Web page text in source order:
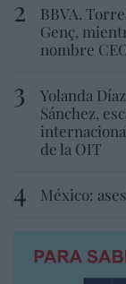
BBVA.
Genç,
nombre
Yolanda
Sánchez,
de la OIT
México: